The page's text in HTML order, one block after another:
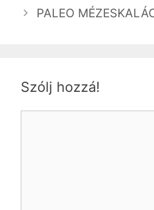
PALEO
Szólj hozzá!